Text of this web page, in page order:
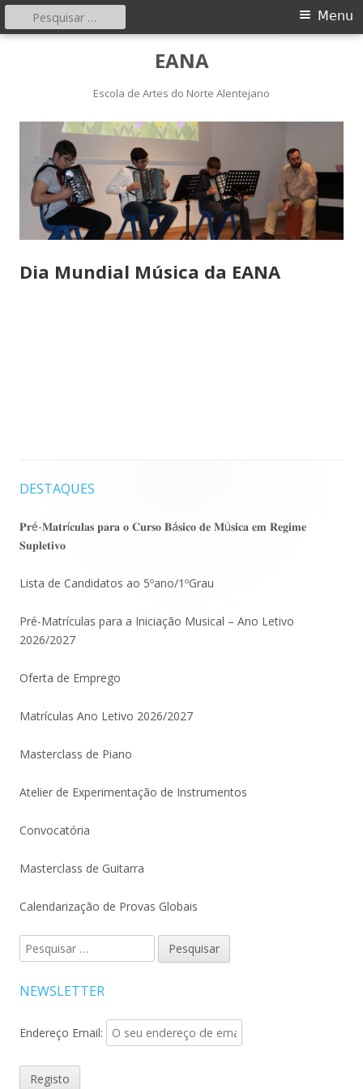
EANA
Escola de Artes do Norte Alentejano
Menu
principal
Menu
Pesquisar
por:
Dia Mundial Música da EANA
Barra
lateral
principal
DESTAQUES
𝐏𝐫é-𝐌𝐚𝐭𝐫í𝐜𝐮𝐥𝐚𝐬 𝐩𝐚𝐫𝐚 𝐨 𝐂𝐮𝐫𝐬𝐨 𝐁á𝐬𝐢𝐜𝐨 𝐝𝐞 𝐌ú𝐬𝐢𝐜𝐚 𝐞𝐦 𝐑𝐞𝐠𝐢𝐦𝐞
𝐒𝐮𝐩𝐥𝐞𝐭𝐢𝐯𝐨
Lista de Candidatos ao 5ºano/1ºGrau
Pré-Matrículas para a Iniciação Musical – Ano Letivo
2026/2027
Oferta de Emprego
Matrículas Ano Letivo 2026/2027
Masterclass de Piano
Atelier de Experimentação de Instrumentos
Convocatória
Masterclass de Guitarra
Calendarização de Provas Globais
Pesquisar
por:
NEWSLETTER
Endereço Email: